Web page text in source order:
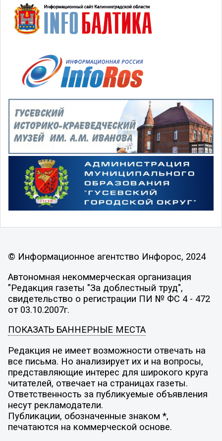
© Информационное агентство Инфорос, 2024
Автономная некоммерческая организация
"Редакция газеты "За доблестный труд",
свидетельство о регистрации ПИ № ФС 4 - 472
от 03.10.2007г.
ПОКАЗАТЬ БАННЕРНЫЕ МЕСТА
Редакция не имеет возможности отвечать на
все письма. Но анализирует их и на вопросы,
представляющие интерес для широкого круга
читателей, отвечает на страницах газеты.
Ответственность за публикуемые объявления
несут рекламодатели.
Публикации, обозначенные знаком *,
печатаются на коммерческой основе.